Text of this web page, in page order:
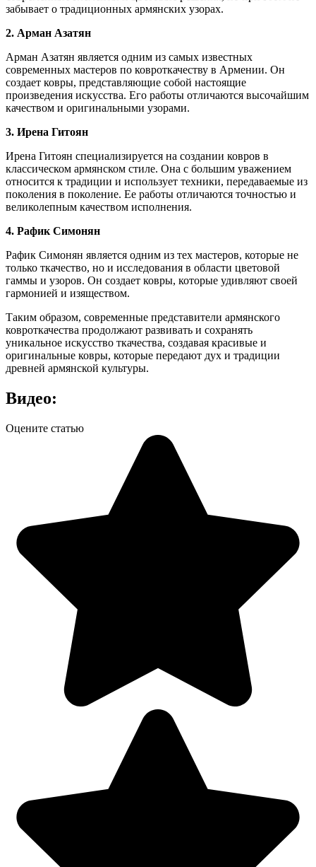
забывает о традиционных армянских узорах.
2. Арман Азатян
Арман Азатян является одним из самых известных
современных мастеров по ковроткачеству в Армении. Он
создает ковры, представляющие собой настоящие
произведения искусства. Его работы отличаются высочайшим
качеством и оригинальными узорами.
3. Ирена Гитоян
Ирена Гитоян специализируется на создании ковров в
классическом армянском стиле. Она с большим уважением
относится к традиции и использует техники, передаваемые из
поколения в поколение. Ее работы отличаются точностью и
великолепным качеством исполнения.
4. Рафик Симонян
Рафик Симонян является одним из тех мастеров, которые не
только ткачество, но и исследования в области цветовой
гаммы и узоров. Он создает ковры, которые удивляют своей
гармонией и изяществом.
Таким образом, современные представители армянского
ковроткачества продолжают развивать и сохранять
уникальное искусство ткачества, создавая красивые и
оригинальные ковры, которые передают дух и традиции
древней армянской культуры.
Видео:
Оцените статью